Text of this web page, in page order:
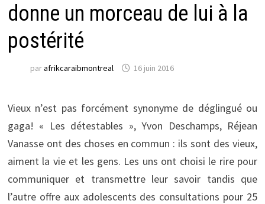
donne un morceau de lui à la
postérité
parafrikcaraibmontreal 16 juin 2016
Vieux n’est pas forcément synonyme de déglingué ou
gaga! « Les détestables », Yvon Deschamps, Réjean
Vanasse ont des choses en commun : ils sont des vieux,
aiment la vie et les gens. Les uns ont choisi le rire pour
communiquer et transmettre leur savoir tandis que
l’autre offre aux adolescents des consultations pour 25